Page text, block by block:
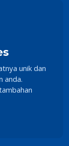
unik dan
anda.